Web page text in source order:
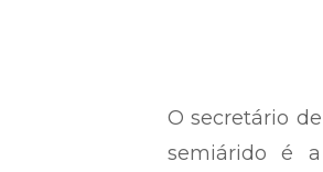
O secretário
semiárido é